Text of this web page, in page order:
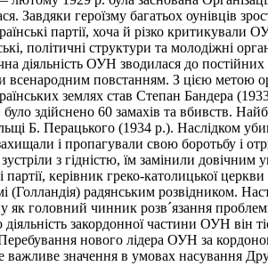
Завдяки героїзму багатьох оунівців
партії, хоча й різко
політичні структури та молодіжні
діяльність ОУН зводилася до
всенародним повстанням. З цією метою
землях став Степан Бандера
здійснено 60 замахів та вбивств.
Б. Перацького (1934 p.). Наслідком
і пропагували свою боротьбу і
з гідністю, їм замінили
партії, керівник греко-католицької
(Голландія) радянським розвідником.
як головний чинник розв´язання
закордонної частини ОУН він
нового лідера ОУН за
важливе значення в умовах насування